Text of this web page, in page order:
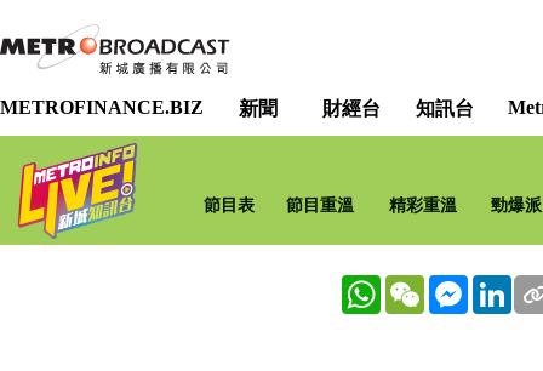
METROFINANCE.BIZ 新聞 財經台 知訊台
節目表 節目重溫 精彩重溫 勁爆
WhatsApp
WeChat